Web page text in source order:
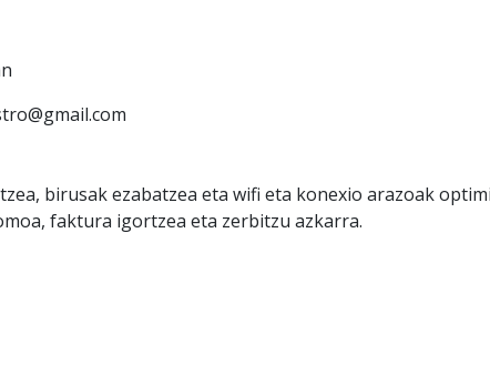
birusak ezabatzea eta wifi eta konexio arazoak
faktura igortzea eta zerbitzu azkarra.